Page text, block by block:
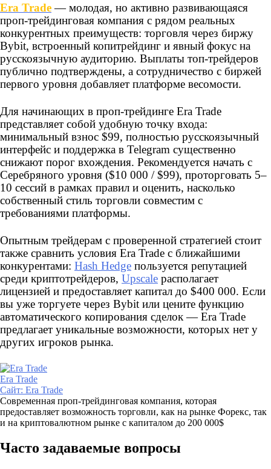
Era Trade— молодая, но активно развивающаяся
проп-трейдинговая компания с рядом реальных
конкурентных преимуществ: торговля через биржу
Bybit, встроенный копитрейдинг и явный фокус на
русскоязычную аудиторию. Выплаты топ-трейдеров
публично подтверждены, а сотрудничество с биржей
первого уровня добавляет платформе весомости.
Для начинающих в проп-трейдинге Era Trade
представляет собой удобную точку входа:
минимальный взнос $99, полностью русскоязычный
интерфейс и поддержка в Telegram существенно
снижают порог вхождения. Рекомендуется начать с
Серебряного уровня ($10 000 / $99), проторговать 5–
10 сессий в рамках правил и оценить, насколько
собственный стиль торговли совместим с
требованиями платформы.
Опытным трейдерам с проверенной стратегией стоит
также сравнить условия Era Trade с ближайшими
конкурентами: Hash Hedge пользуется репутацией
среди криптотрейдеров, Upscale располагает
лицензией и предоставляет капитал до $400 000. Если
вы уже торгуете через Bybit или цените функцию
автоматического копирования сделок — Era Trade
предлагает уникальные возможности, которых нет у
других игроков рынка.
Era Trade
Сайт: Era Trade
Современная проп-трейдинговая компания, которая
предоставляет возможность торговли, как на рынке Форекс, так
и на криптовалютном рынке с капиталом до 200 000$
Часто задаваемые вопросы